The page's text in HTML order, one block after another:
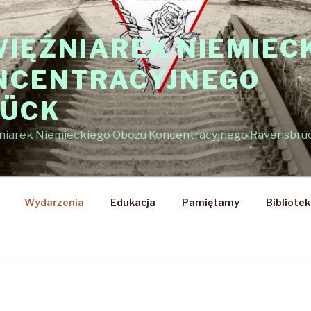
Niemieckiego Obozu Koncentracyjnego
Wydarzenia Edukacja Pamiętamy